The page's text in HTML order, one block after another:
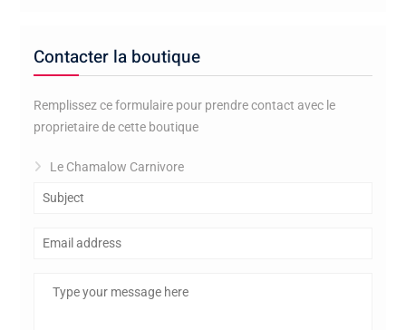
Contacter la boutique
Remplissez ce formulaire pour prendre contact avec le
proprietaire de cette boutique
Le Chamalow Carnivore